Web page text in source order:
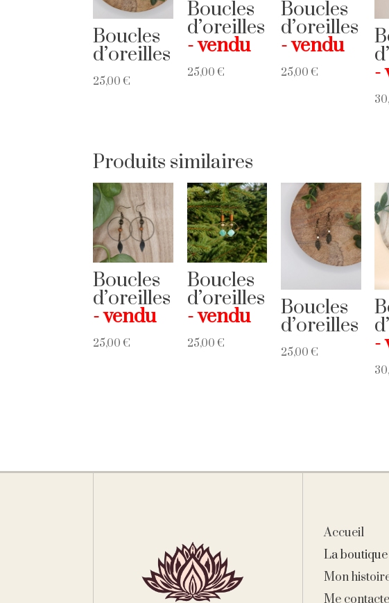
Boucles
d’oreilles
25,00€
Boucles
d’oreilles
25,00 €
Boucles
d’oreilles
25,00€
Produits similaires
Boucles
d’oreilles
25,00€
Boucles
d’oreilles
25,00 €
Boucles
d’oreilles
25,00€
Accueil
La boutique
Mon
Me